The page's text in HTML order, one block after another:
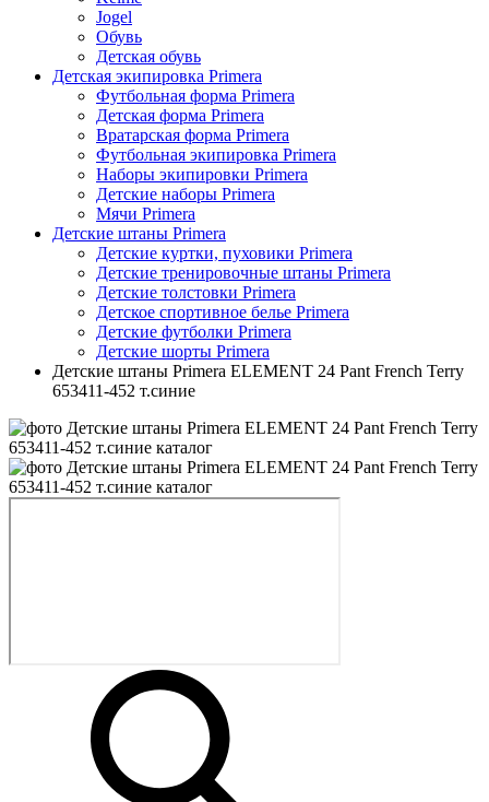
Jogel
Обувь
Детская обувь
Детская экипировка Primera
Футбольная форма Primera
Детская форма Primera
Вратарская форма Primera
Футбольная экипировка Primera
Наборы экипировки Primera
Детские наборы Primera
Мячи Primera
Детские штаны Primera
Детские куртки, пуховики Primera
Детские тренировочные штаны Primera
Детские толстовки Primera
Детское спортивное белье Primera
Детские футболки Primera
Детские шорты Primera
Детские штаны Primera ELEMENT 24 Pant French Terry
653411-452 т.синие